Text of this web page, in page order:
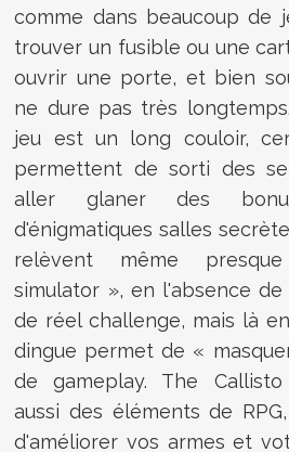
comme dans beaucoup de
trouver un fusible ou une
ouvrir une porte, et bien
ne dure pas très
jeu est un long couloir,
permettent de sorti des
aller glaner des
d'énigmatiques salles
relèvent même
simulator », en l'absence
de réel challenge, mais là
dingue permet de «
de gameplay. The
aussi des éléments de
d'améliorer vos armes et